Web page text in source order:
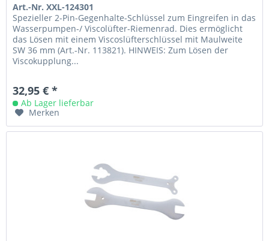
Art.-Nr. XXL-124301
Spezieller 2-Pin-Gegenhalte-Schlüssel zum Eingreifen in das
Wasserpumpen-/ Viscolüfter-Riemenrad. Dies ermöglicht
das Lösen mit einem Viscoslüfterschlüssel mit Maulweite
SW 36 mm (Art.-Nr. 113821). HINWEIS: Zum Lösen der
Viscokupplung...
32,95 € *
Ab Lager lieferbar
Merken